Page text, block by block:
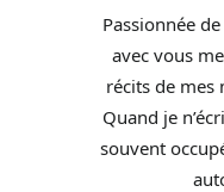
Passionnée
avec vous
récits de
Quand je
souvent